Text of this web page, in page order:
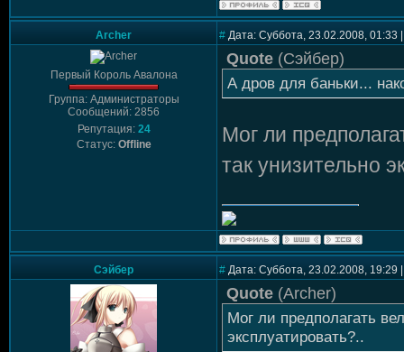
Archer # Дата: Суббота, 23.02.2008,
Первый Король Авалона
Группа: Администраторы
Сообщений: 2856
Репутация: 24
Статус: Offline
Quote (Сэйбер)
А дров для баньки...
Мог ли
так унизительно
Сэйбер # Дата: Суббота, 23.02.2008,
Quote (Archer)
Мог ли предполагать
эксплуатировать?..